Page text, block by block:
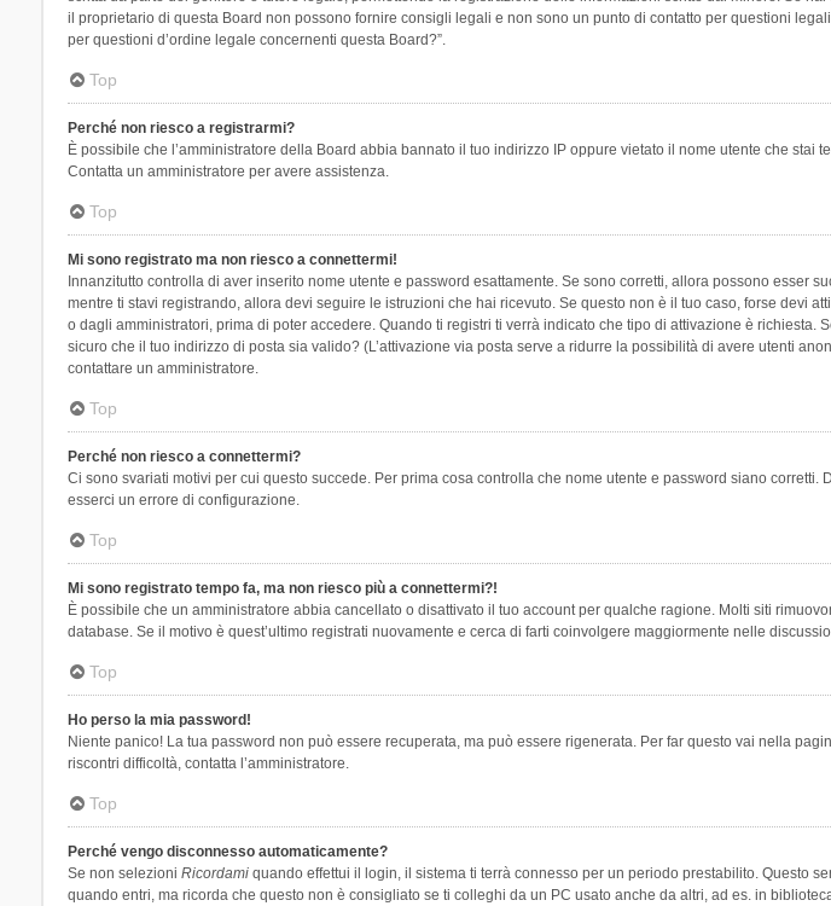
il proprietario di questa Board non possono fornire consigli legali e non sono un punto di contatto per questioni
per questioni d’ordine legale concernenti questa Board?”.
Top
Perché non riesco a registrarmi?
È possibile che l’amministratore della Board abbia bannato il tuo indirizzo IP oppure vietato il nome utente che
Contatta un amministratore per avere assistenza.
Top
Mi sono registrato ma non riesco a connettermi!
Innanzitutto controlla di aver inserito nome utente e password esattamente. Se sono corretti, allora possono esser
mentre ti stavi registrando, allora devi seguire le istruzioni che hai ricevuto. Se questo non è il tuo caso, forse devi
o dagli amministratori, prima di poter accedere. Quando ti registri ti verrà indicato che tipo di attivazione è
sicuro che il tuo indirizzo di posta sia valido? (L’attivazione via posta serve a ridurre la possibilità di avere utenti
contattare un amministratore.
Top
Perché non riesco a connettermi?
Ci sono svariati motivi per cui questo succede. Per prima cosa controlla che nome utente e password siano
esserci un errore di configurazione.
Top
Mi sono registrato tempo fa, ma non riesco più a connettermi?!
È possibile che un amministratore abbia cancellato o disattivato il tuo account per qualche ragione. Molti siti
database. Se il motivo è quest’ultimo registrati nuovamente e cerca di farti coinvolgere maggiormente nelle
Top
Ho perso la mia password!
Niente panico! La tua password non può essere recuperata, ma può essere rigenerata. Per far questo vai nella
riscontri difficoltà, contatta l’amministratore.
Top
Perché vengo disconnesso automaticamente?
Se non selezioni Ricordamiquando effettui il login, il sistema ti terrà connesso per un periodo prestabilito. Questo
quando entri, ma ricorda che questo non è consigliato se ti colleghi da un PC usato anche da altri, ad es. in